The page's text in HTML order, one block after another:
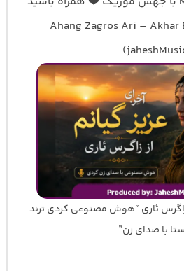
Ahang Zagros Ari – Akhar
ئاری “هوش مصنوعی کردی ترند
با صدای زن”